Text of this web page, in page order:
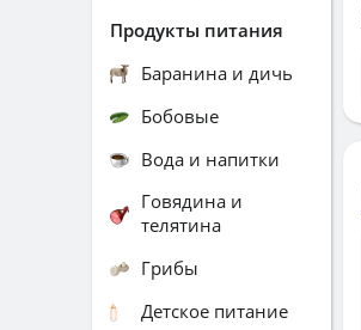
Продукты питания
Баранина и дичь
Бобовые
Вода и напитки
Говядина и
телятина
Грибы
Детское питание